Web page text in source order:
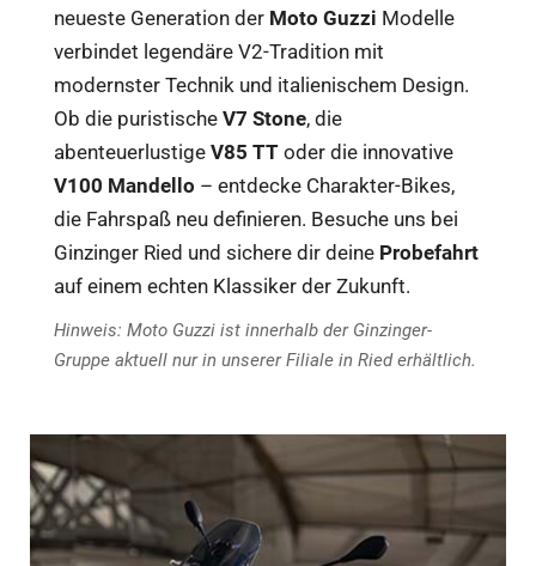
neueste Generation der Moto Guzzi Modelle
verbindet legendäre V2-Tradition mit
modernster Technik und italienischem Design.
Ob die puristische V7 Stone, die
abenteuerlustige V85 TT oder die innovative
V100 Mandello – entdecke Charakter-Bikes,
die Fahrspaß neu definieren. Besuche uns bei
Ginzinger Ried und sichere dir deine Probefahrt
auf einem echten Klassiker der Zukunft.
Hinweis: Moto Guzzi ist innerhalb der Ginzinger-
Gruppe aktuell nur in unserer Filiale in Ried erhältlich.